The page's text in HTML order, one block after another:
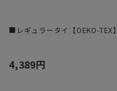
■レギュラータイ【OEKO-TEX】
4,389円